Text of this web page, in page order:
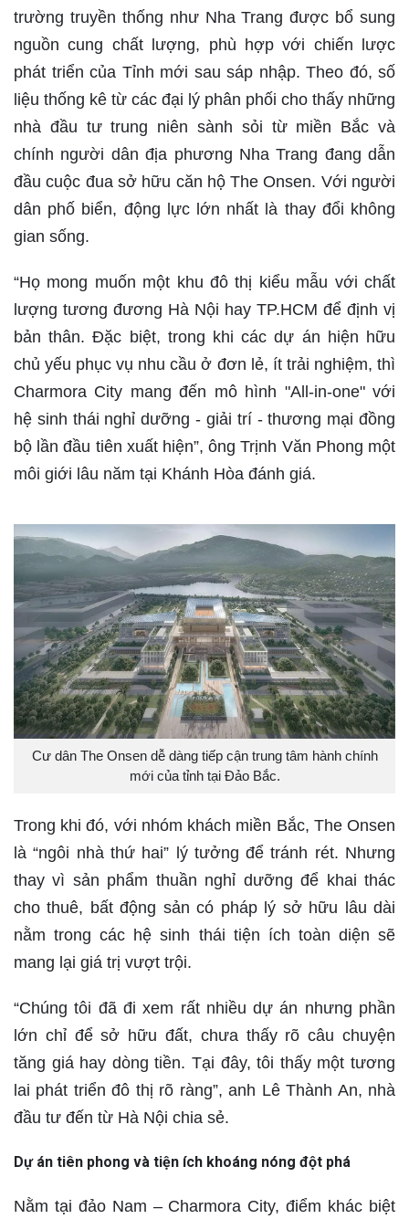
trường truyền thống như Nha Trang được bổ sung
nguồn cung chất lượng, phù hợp với chiến lược
phát triển của Tỉnh mới sau sáp nhập. Theo đó, số
liệu thống kê từ các đại lý phân phối cho thấy những
nhà đầu tư trung niên sành sỏi từ miền Bắc và
chính người dân địa phương Nha Trang đang dẫn
đầu cuộc đua sở hữu căn hộ The Onsen. Với người
dân phố biển, động lực lớn nhất là thay đổi không
gian sống.
“Họ mong muốn một khu đô thị kiểu mẫu với chất
lượng tương đương Hà Nội hay TP.HCM để định vị
bản thân. Đặc biệt, trong khi các dự án hiện hữu
chủ yếu phục vụ nhu cầu ở đơn lẻ, ít trải nghiệm, thì
Charmora City mang đến mô hình "All-in-one" với
hệ sinh thái nghỉ dưỡng - giải trí - thương mại đồng
bộ lần đầu tiên xuất hiện”, ông Trịnh Văn Phong một
môi giới lâu năm tại Khánh Hòa đánh giá.
Cư dân The Onsen dễ dàng tiếp cận trung tâm hành chính
mới của tỉnh tại Đảo Bắc.
Trong khi đó, với nhóm khách miền Bắc, The Onsen
là “ngôi nhà thứ hai” lý tưởng để tránh rét. Nhưng
thay vì sản phẩm thuần nghỉ dưỡng để khai thác
cho thuê, bất động sản có pháp lý sở hữu lâu dài
nằm trong các hệ sinh thái tiện ích toàn diện sẽ
mang lại giá trị vượt trội.
“Chúng tôi đã đi xem rất nhiều dự án nhưng phần
lớn chỉ để sở hữu đất, chưa thấy rõ câu chuyện
tăng giá hay dòng tiền. Tại đây, tôi thấy một tương
lai phát triển đô thị rõ ràng”, anh Lê Thành An, nhà
đầu tư đến từ Hà Nội chia sẻ.
Dự án tiên phong và tiện ích khoáng nóng đột phá
Nằm tại đảo Nam – Charmora City, điểm khác biệt